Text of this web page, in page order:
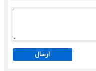
ارسال